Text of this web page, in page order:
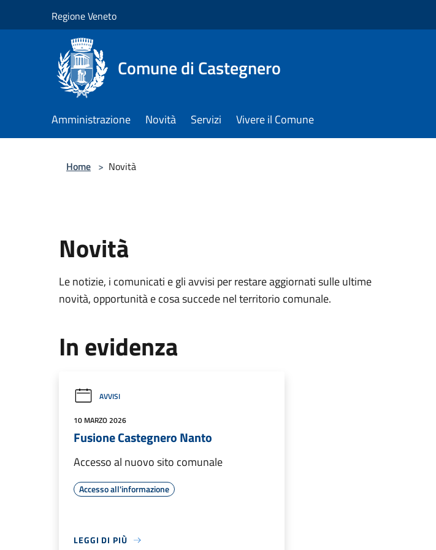
Regione Veneto
Comune di Castegnero
Amministrazione Novità Servizi Vivere il Comune
Home > Novità
Novità
Le notizie, i comunicati e gli avvisi per restare aggiornati sulle ultime
novità, opportunità e cosa succede nel territorio comunale.
In evidenza
AVVISI
10 MARZO 2026
Fusione Castegnero Nanto
Accesso al nuovo sito comunale
Accesso all'informazione
LEGGI DI PIÙ